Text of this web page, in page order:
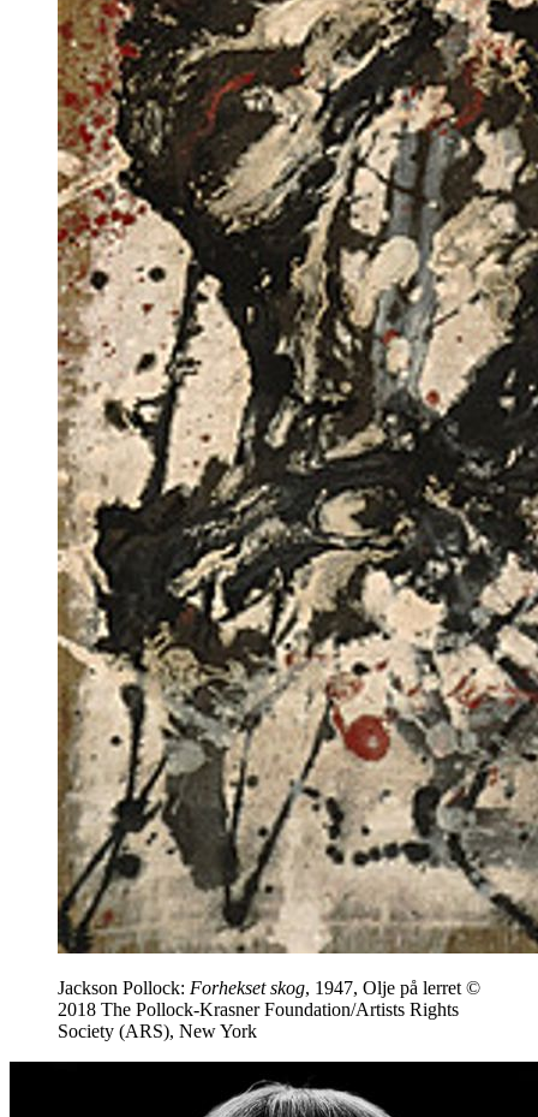
Jackson Pollock: Forhekset skog, 1947, Olje på lerret ©
2018 The Pollock-Krasner Foundation/Artists Rights
Society (ARS), New York